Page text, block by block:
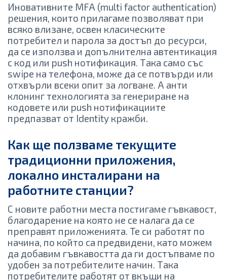
Иновативните MFA (multi factor authentication)
решения, които прилагаме позволяват при
всяко влизане, освен класическите
потребител и парола за достъп до ресурси,
да се използва и допълнителна автентикация
с код или push нотификация. Така само със
swipe на телефона, може да се потвърди или
отхвърли всеки опит за логване. А анти
клонинг технологията за генериране на
кодовете или push нотификациите
предпазват от Identity кражби.
Как ще ползваме текущите
традиционни приложения,
локално инсталирани на
работните станции?
С новите работни места постигаме гъвкавост,
благодарение на която не се налага да се
преправят приложенията. Те си работят по
начина, по който са предвидени, като можем
да добавим гъвкавостта да ги достъпваме по
удобен за потребителите начин. Така
потребителите работят от вкъщи на